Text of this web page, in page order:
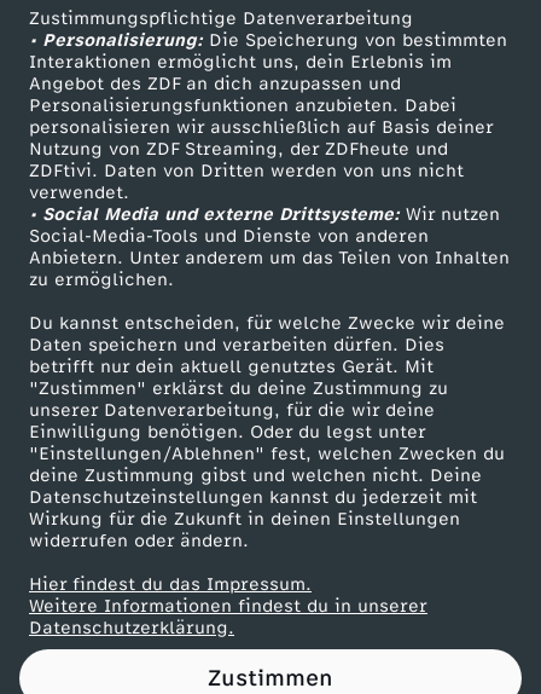
Zustimmungspflichtige Datenverarbeitung
• Personalisierung:Die Speicherung von bestimmten
Interaktionen ermöglicht uns, dein Erlebnis im
Angebot des ZDF an dich anzupassen und
Personalisierungsfunktionen anzubieten. Dabei
personalisieren wir ausschließlich auf Basis deiner
Nutzung von ZDF Streaming, der ZDFheute und
ZDFtivi. Daten von Dritten werden von uns nicht
verwendet.
• Social Media und externe Drittsysteme:Wir nutzen
Social-Media-Tools und Dienste von anderen
Anbietern. Unter anderem um das Teilen von Inhalten
zu ermöglichen.
Du kannst entscheiden, für welche Zwecke wir deine
Daten speichern und verarbeiten dürfen. Dies
betrifft nur dein aktuell genutztes Gerät. Mit
"Zustimmen" erklärst du deine Zustimmung zu
unserer Datenverarbeitung, für die wir deine
Einwilligung benötigen. Oder du legst unter
"Einstellungen/Ablehnen" fest, welchen Zwecken du
deine Zustimmung gibst und welchen nicht. Deine
Datenschutzeinstellungen kannst du jederzeit mit
Wirkung für die Zukunft in deinen Einstellungen
widerrufen oder ändern.
Hier findest du das Impressum.
Weitere Informationen findest du in unserer
Datenschutzerklärung.
Zustimmen
n
f
e
r
e
n
z
v
o
m
2
5
Livestreams
Sendungen A-Z
TV-Programm
Zuschauerservice
Hilfe
ZDF Unternehmen
Karriere
ZDF goes Schule
Werbefernsehen
Mainzelmännchen
Partner